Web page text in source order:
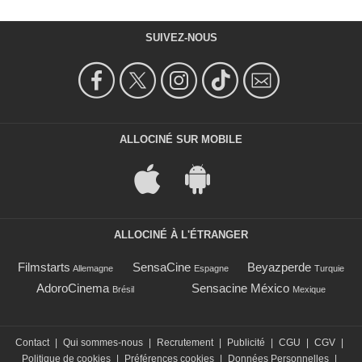
SUIVEZ-NOUS
ALLOCINÉ SUR MOBILE
ALLOCINÉ À L'ÉTRANGER
Filmstarts Allemagne SensaCine Espagne Beyazperde Turquie
AdoroCinema Brésil Sensacine México Mexique
Contact | Qui sommes-nous | Recrutement | Publicité | CGU | CGV |
Politique de cookies | Préférences cookies | Données Personnelles |